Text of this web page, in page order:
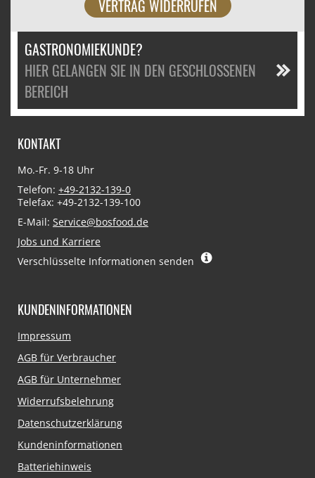
VERTRAG WIDERRUFEN
GASTRONOMIEKUNDE?
HIER GELANGEN SIE IN DEN GESCHLOSSENEN
BEREICH
KONTAKT
Mo.-Fr. 9-18 Uhr
Telefon: +49-2132-139-0
Telefax: +49-2132-139-100
E-Mail: Service@bosfood.de
Jobs und Karriere
Verschlüsselte Informationen senden
KUNDENINFORMATIONEN
Navigation
Impressum
AGB für Verbraucher
AGB für Unternehmer
Widerrufsbelehrung
Datenschutzerklärung
Kundeninformationen
Batteriehinweis